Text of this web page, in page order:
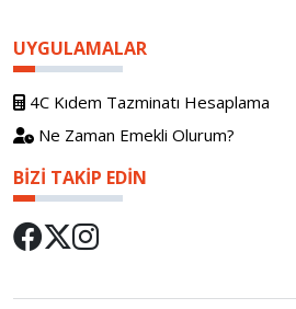
UYGULAMALAR
4C Kıdem Tazminatı Hesaplama
Ne Zaman Emekli Olurum?
BIZI TAKIP EDIN